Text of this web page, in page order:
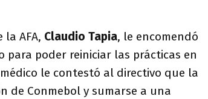
AFA, Claudio Tapia, le encomendó
poder reiniciar las prácticas en
le contestó al directivo que la
de Conmebol y sumarse a una